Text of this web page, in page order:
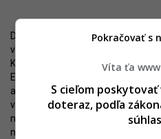
Do roku 2025 by malo byť v
veľkých a významných projektov,
K najvýraznejším patrí druhá časť
Eurovea Tower, celý
a azda druhá etapa Klingerky.
v bývalej priemyselnej časti
nové centrum. Nanešťastie, vývoj
nemá adekvátnu obsluhu verejnou
Víta ťa
S cieľom
doteraz, podľa
Pokračovať s